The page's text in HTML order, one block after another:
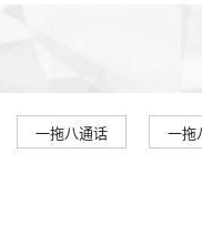
一拖八通话 一拖